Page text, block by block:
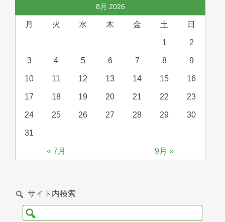
8月 2026
月 火 水 木 金 土 日
1 2
3 4 5 6 7 8 9
10 11 12 13 14 15 16
17 18 19 20 21 22 23
24 25 26 27 28 29 30
31
« 7月 9月 »
サイト内検索
検
索: